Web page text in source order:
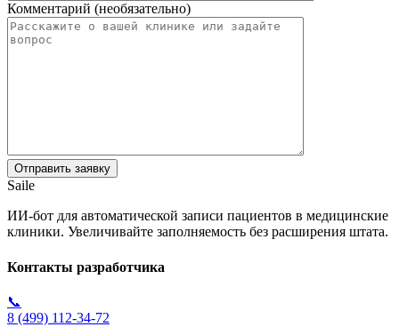
Комментарий (необязательно)
Saile
ИИ-бот для автоматической записи пациентов в медицинские
клиники. Увеличивайте заполняемость без расширения штата.
Контакты разработчика
📞
8 (499) 112-34-72